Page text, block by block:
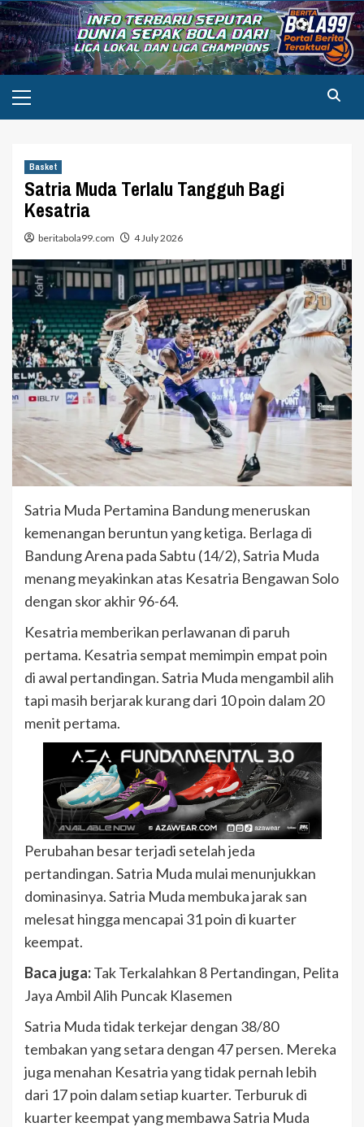
Skip
to
content
Menu
Basket
Satria Muda Terlalu Tangguh Bagi
Kesatria
beritabola99.com 4 July 2026
Satria Muda Pertamina Bandung meneruskan
kemenangan beruntun yang ketiga. Berlaga di
Bandung Arena pada Sabtu (14/2), Satria Muda
menang meyakinkan atas Kesatria Bengawan Solo
dengan skor akhir 96-64.
Kesatria memberikan perlawanan di paruh
pertama. Kesatria sempat memimpin empat poin
di awal pertandingan. Satria Muda mengambil alih
tapi masih berjarak kurang dari 10 poin dalam 20
menit pertama.
Perubahan besar terjadi setelah jeda
pertandingan. Satria Muda mulai menunjukkan
dominasinya. Satria Muda membuka jarak san
melesat hingga mencapai 31 poin di kuarter
keempat.
Baca juga:Tak Terkalahkan 8 Pertandingan, Pelita
Jaya Ambil Alih Puncak Klasemen
Satria Muda tidak terkejar dengan 38/80
tembakan yang setara dengan 47 persen. Mereka
juga menahan Kesatria yang tidak pernah lebih
dari 17 poin dalam setiap kuarter. Terburuk di
kuarter keempat yang membawa Satria Muda